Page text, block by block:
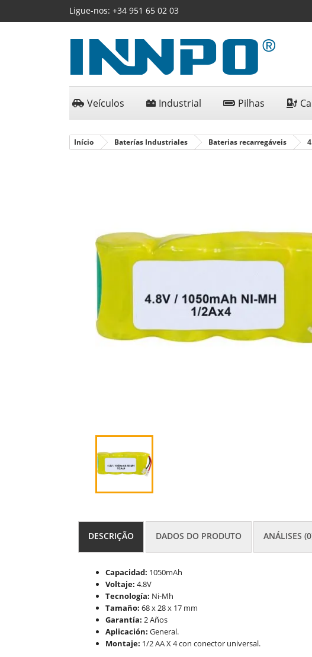
Ligue-nos: +34 951 65 02 03
Veículos Industrial Pilhas
Início Baterías Industriales Baterias recarregáveis
DESCRIÇÃO DADOS DO PRODUTO ANÁLISES
Capacidad: 1050mAh
Voltaje: 4.8V
Tecnología: Ni-Mh
Tamaño: 68 x 28 x 17 mm
Garantía: 2 Años
Aplicación: General.
Montaje: 1/2 AA X 4 con conector universal.